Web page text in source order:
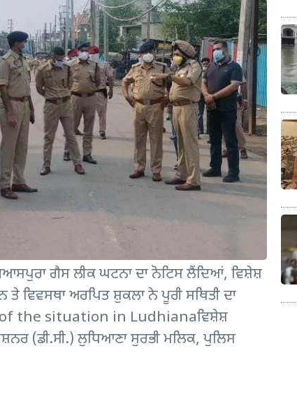
ਗੈਸ ਲੀਕ ਘਟਨਾ ਦਾ ਨੋਟਿਸ ਲੈਂਦਿਆਂ, ਵਿਸ਼ੇਸ਼
ਵਿਵਸਥਾ ਅਰਪਿਤ ਸ਼ੁਕਲਾ ਨੇ ਪੂਰੀ ਸਥਿਤੀ ਦਾ
of the situation in Ludhianaਵਿਸ਼ੇਸ਼
(ਡੀ.ਸੀ.) ਲੁਧਿਆਣਾ ਸੁਰਭੀ ਮਲਿਕ, ਪੁਲਿਸ